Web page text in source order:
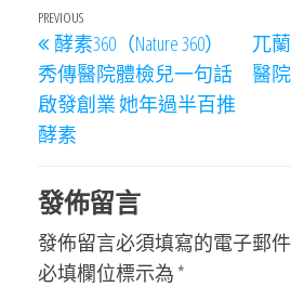
文
章
導
覽
Previous
Post
PREVIOUS
酵素360（Nature 360）
秀傳醫院體檢兒一句話
啟發創業 她年過半百推
酵素
兀
醫
發佈留言
發佈留言必須填寫的電子郵
必填欄位標示為 *